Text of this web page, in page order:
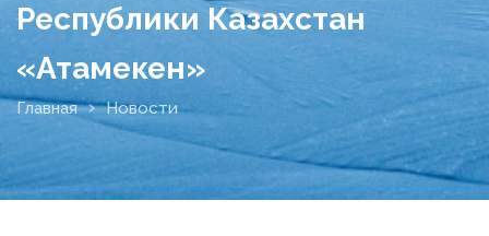
Республики Казахстан
«Атамекен»
Главная Новости